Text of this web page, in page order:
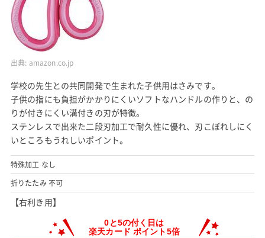
出典: amazon.co.jp
学校の先生との共同開発で生まれた子供用はさみです。
子供の指にも負担がかかりにくいソフトなハンドルの作りと、の
りが付きにくい溝付きの刃が特徴。
ステンレスで出来た二段刃加工で耐久性に優れ、刃こぼれしにく
いところもうれしいポイント。
特殊加工 なし
折りたたみ 不可
【右利き用】